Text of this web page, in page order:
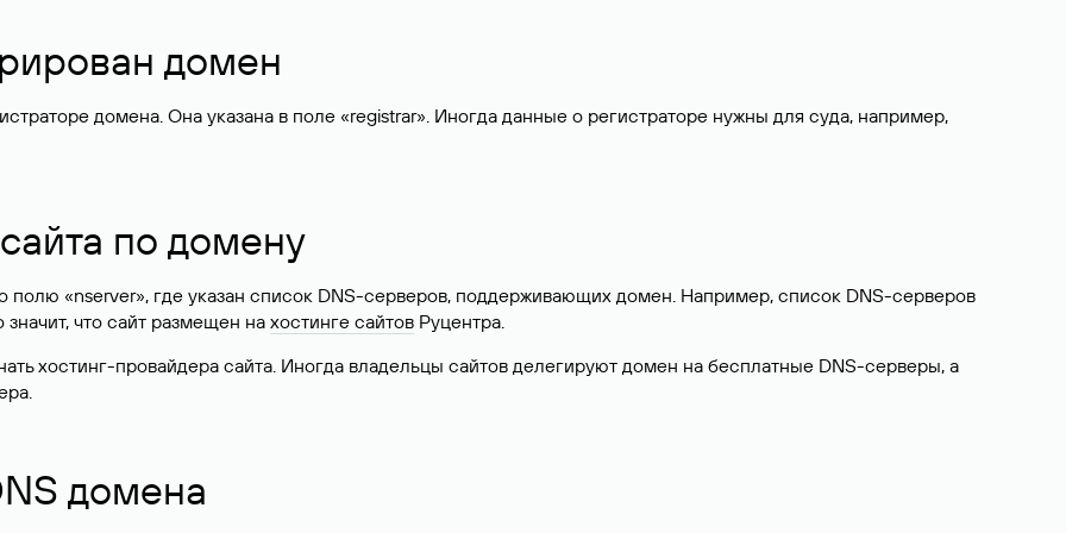
домен
домена. Она указана в поле «registrar». Иногда данные о регистраторе нужны для суда, например,
по домену
полю «nserver», где указан список DNS-серверов, поддерживающих домен. Например, список DNS-серверов
что сайт размещен на хостинге сайтов Руцентра.
хостинг-провайдера сайта. Иногда владельцы сайтов делегируют домен на бесплатные DNS-серверы, а
домена